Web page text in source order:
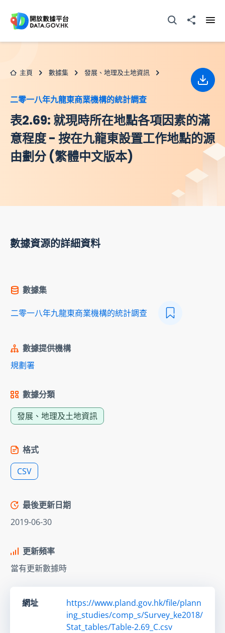
打開搜尋器分享至
主頁 數據集 發展、地理及土地資訊
二零一八年九龍東商業機構的統計調查
表2.69: 就現時所在地點各項因素的滿
意程度 - 按在九龍東設置工作地點的源
由劃分 (繁體中文版本)
下載
數據資源的詳細資料
數據集
二零一八年九龍東商業機構的統計調查
數據提供機構
規劃署
數據分類
發展、地理及土地資訊
格式
CSV
最後更新日期
2019-06-30
更新頻率
當有更新數據時
網址
https://www.pland.gov.hk/file/plann
ing_studies/comp_s/Survey_ke2018/
Stat_tables/Table-2.69_C.csv